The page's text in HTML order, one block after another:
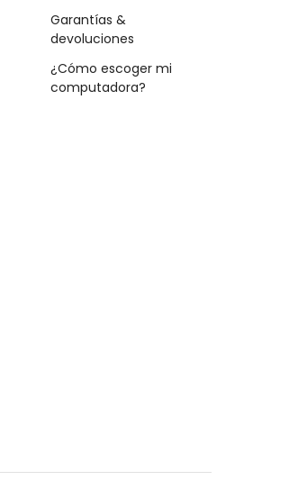
Garantías &
devoluciones
¿Cómo escoger mi
computadora?